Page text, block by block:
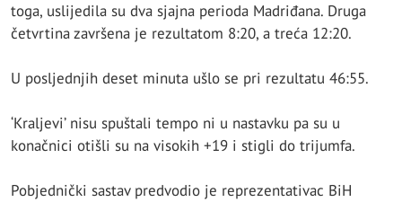
toga, uslijedila su dva sjajna perioda Madriđana. Druga
četvrtina završena je rezultatom 8:20, a treća 12:20.
U posljednjih deset minuta ušlo se pri rezultatu 46:55.
‘Kraljevi’ nisu spuštali tempo ni u nastavku pa su u
konačnici otišli su na visokih +19 i stigli do trijumfa.
Pobjednički sastav predvodio je reprezentativac BiH